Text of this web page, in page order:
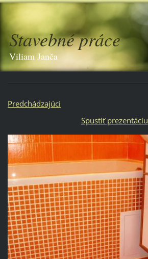
Stavebné práce
Viliam Janča
Predchádzajúci
Spustiť prezentáciu